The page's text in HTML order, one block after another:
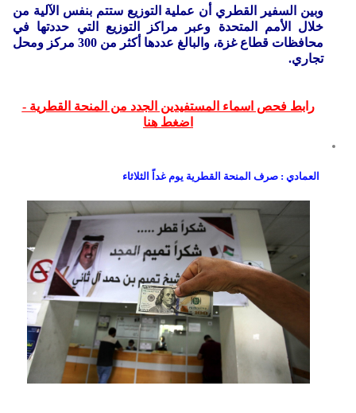
وبين السفير القطري أن عملية التوزيع ستتم بنفس الآلية من
خلال الأمم المتحدة وعبر مراكز التوزيع التي حددتها في
محافظات قطاع غزة، والبالغ عددها أكثر من 300 مركز ومحل
تجاري.
رابط فحص اسماء المستفيدين الجدد من المنحة القطرية -
اضغط هنا
العمادي : صرف المنحة القطرية يوم غداً الثلاثاء